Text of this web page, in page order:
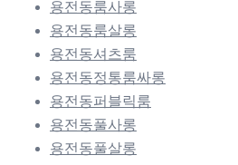
용전동룸사롱
용전동룸살롱
용전동셔츠룸
용전동정통룸싸롱
용전동퍼블릭룸
용전동풀사롱
용전동풀살롱